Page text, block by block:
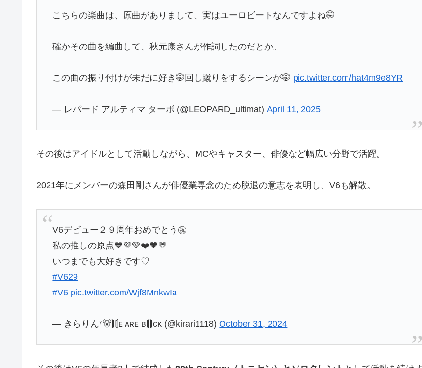
こちらの楽曲は、原曲がありまして、実はユーロビートなんですよね🤭
確かその曲を編曲して、秋元康さんが作詞したのだとか。
この曲の振り付けが未だに好き🤭回し蹴りをするシーンが🤭 pic.twitter.com/hat4m9e8YR
— レパード アルティマ ターボ (@LEOPARD_ultimat)April 11, 2025
その後はアイドルとして活動しながら、MCやキャスター、俳優など幅広い分野で活躍。
2021年にメンバーの森田剛さんが俳優業専念のため脱退の意志を表明し、V6も解散。
V6デビュー２９周年おめでとう㊗️
私の推しの原点💙💜💚❤️🧡💛
いつまでも大好きです♡
#V629
#V6 pic.twitter.com/Wjf8MnkwIa
— きらりん⁷🐻‍⟭⟬ᴇ ᴀʀᴇ ʙ⟬⟭ᴄᴋ (@kirari1118)October 31, 2024